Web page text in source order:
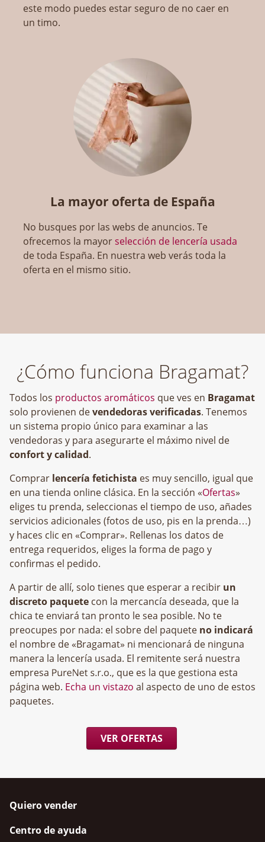
este modo puedes estar seguro de no caer en
un timo.
La mayor oferta de España
No busques por las webs de anuncios. Te
ofrecemos la mayorselección de lencería usada
de toda España. En nuestra web verás toda la
oferta en el mismo sitio.
¿Cómo funciona Bragamat?
Todos los productos aromáticos que ves en Bragamat
solo provienen devendedoras verificadas. Tenemos
un sistema propio único para examinar a las
vendedoras y para asegurarte el máximo nivel de
confort y calidad.
Comprar lencería fetichista es muy sencillo, igual que
en una tienda online clásica. En la sección «Ofertas»
eliges tu prenda, seleccionas el tiempo de uso, añades
servicios adicionales (fotos de uso, pis en la prenda…)
y haces clic en «Comprar». Rellenas los datos de
entrega requeridos, eliges la forma de pago y
confirmas el pedido.
A partir de allí, solo tienes que esperar a recibir un
discreto paquete con la mercancía deseada, que la
chica te enviará tan pronto le sea posible. No te
preocupes por nada: el sobre del paquete no indicará
el nombre de «Bragamat» ni mencionará de ninguna
manera la lencería usada. El remitente será nuestra
empresa
, que es la que gestiona esta
página web. Echa un vistazo al aspecto de uno de estos
paquetes.
VER OFERTAS
Quiero vender
Centro de ayuda